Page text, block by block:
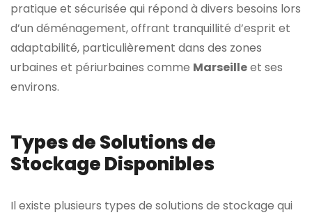
pratique et sécurisée qui répond à divers besoins lors
d’un déménagement, offrant tranquillité d’esprit et
adaptabilité, particulièrement dans des zones
urbaines et périurbaines comme Marseilleet ses
environs.
Types de Solutions de
Stockage Disponibles
Il existe plusieurs types de solutions de stockage qui